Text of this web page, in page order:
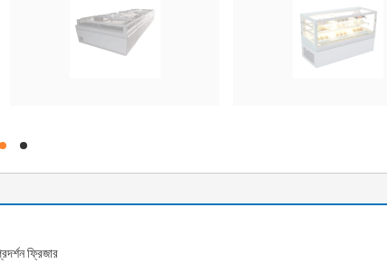
hd hd
ফ্রিজার